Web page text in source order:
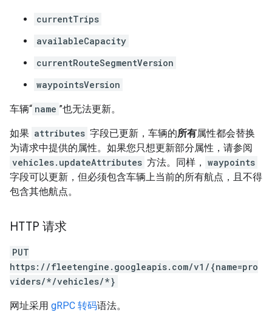
currentTrips
availableCapacity
currentRouteSegmentVersion
waypointsVersion
车辆“ name ”也无法更新。
如果 attributes 字段已更新，车辆的所有属性都会替换
为请求中提供的属性。如果您只想更新部分属性，请参阅
vehicles.updateAttributes 方法。同样， waypoints
字段可以更新，但必须包含车辆上当前的所有航点，且不得
包含其他航点。
HTTP 请求
PUT
https://fleetengine.googleapis.com/v1/{name=pro
viders/*/vehicles/*}
网址采用 gRPC 转码语法。